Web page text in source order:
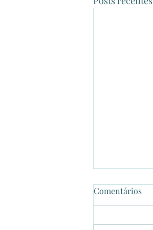
Comentários